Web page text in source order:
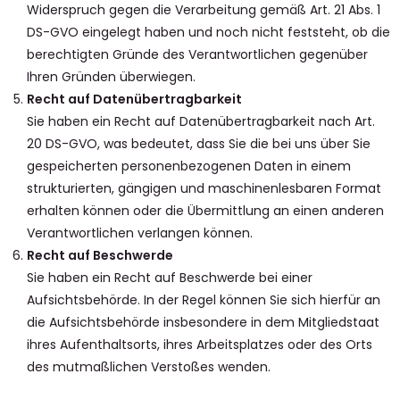
Widerspruch gegen die Verarbeitung gemäß Art. 21 Abs. 1
DS-GVO eingelegt haben und noch nicht feststeht, ob die
berechtigten Gründe des Verantwortlichen gegenüber
Ihren Gründen überwiegen.
Recht auf Datenübertragbarkeit
Sie haben ein Recht auf Datenübertragbarkeit nach Art.
20 DS-GVO, was bedeutet, dass Sie die bei uns über Sie
gespeicherten personenbezogenen Daten in einem
strukturierten, gängigen und maschinenlesbaren Format
erhalten können oder die Übermittlung an einen anderen
Verantwortlichen verlangen können.
Recht auf Beschwerde
Sie haben ein Recht auf Beschwerde bei einer
Aufsichtsbehörde. In der Regel können Sie sich hierfür an
die Aufsichtsbehörde insbesondere in dem Mitgliedstaat
ihres Aufenthaltsorts, ihres Arbeitsplatzes oder des Orts
des mutmaßlichen Verstoßes wenden.